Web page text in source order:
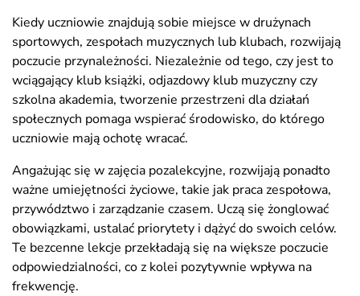
Kiedy uczniowie znajdują sobie miejsce w drużynach
sportowych, zespołach muzycznych lub klubach, rozwijają
poczucie przynależności. Niezależnie od tego, czy jest to
wciągający klub książki, odjazdowy klub muzyczny czy
szkolna akademia, tworzenie przestrzeni dla działań
społecznych pomaga wspierać środowisko, do którego
uczniowie mają ochotę wracać.
Angażując się w zajęcia pozalekcyjne, rozwijają ponadto
ważne umiejętności życiowe, takie jak praca zespołowa,
przywództwo i zarządzanie czasem. Uczą się żonglować
obowiązkami, ustalać priorytety i dążyć do swoich celów.
Te bezcenne lekcje przekładają się na większe poczucie
odpowiedzialności, co z kolei pozytywnie wpływa na
frekwencję.